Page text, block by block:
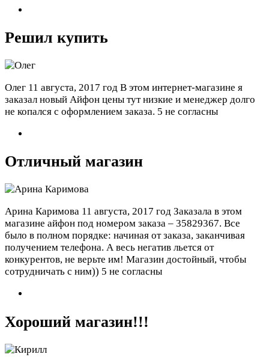
Решил купить
Олег 11 августа, 2017 год В этом интернет-магазине я
заказал новый Айфон цены тут низкие и менеджер долго
не копался с оформлением заказа. 5 не согласны
Отличный магазин
Арина Каримова 11 августа, 2017 год Заказала в этом
магазине айфон под номером заказа – 35829367. Все
было в полном порядке: начиная от заказа, заканчивая
получением телефона. А весь негатив льется от
конкурентов, не верьте им! Магазин достойный, чтобы
сотрудничать с ним)) 5 не согласны
Хороший магазин!!!